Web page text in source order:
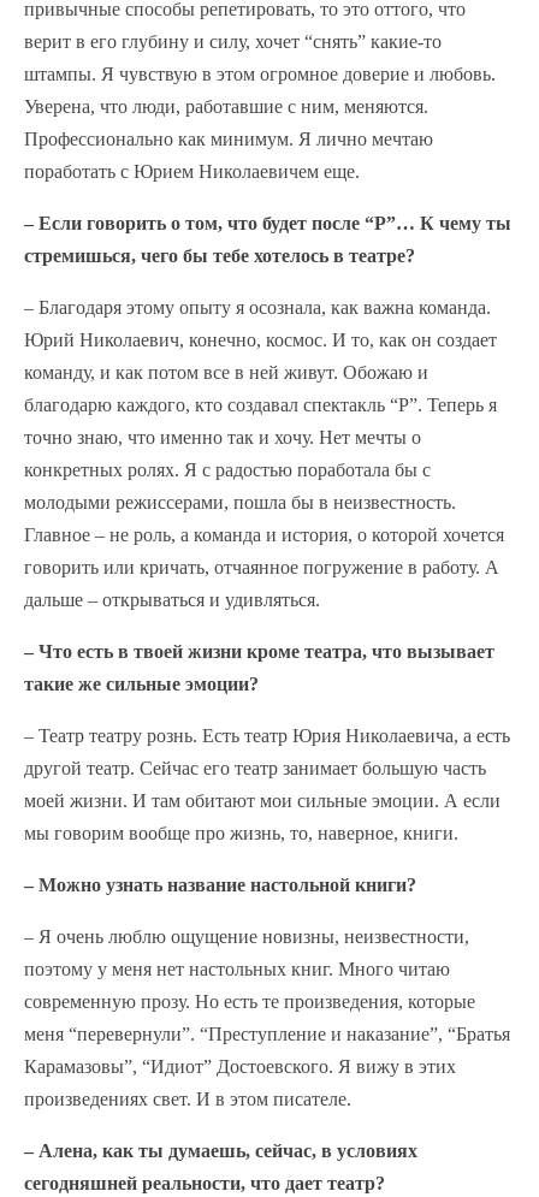
привычные способы репетировать, то это оттого, что
верит в его глубину и силу, хочет “снять” какие-то
штампы. Я чувствую в этом огромное доверие и любовь.
Уверена, что люди, работавшие с ним, меняются.
Профессионально как минимум. Я лично мечтаю
поработать с Юрием Николаевичем еще.
– Если говорить о том, что будет после “Р”… К чему ты
стремишься, чего бы тебе хотелось в театре?
– Благодаря этому опыту я осознала, как важна команда.
Юрий Николаевич, конечно, космос. И то, как он создает
команду, и как потом все в ней живут. Обожаю и
благодарю каждого, кто создавал спектакль “Р”. Теперь я
точно знаю, что именно так и хочу. Нет мечты о
конкретных ролях. Я с радостью поработала бы с
молодыми режиссерами, пошла бы в неизвестность.
Главное – не роль, а команда и история, о которой хочется
говорить или кричать, отчаянное погружение в работу. А
дальше – открываться и удивляться.
– Что есть в твоей жизни кроме театра, что вызывает
такие же сильные эмоции?
– Театр театру рознь. Есть театр Юрия Николаевича, а есть
другой театр. Сейчас его театр занимает большую часть
моей жизни. И там обитают мои сильные эмоции. А если
мы говорим вообще про жизнь, то, наверное, книги.
– Можно узнать название настольной книги?
– Я очень люблю ощущение новизны, неизвестности,
поэтому у меня нет настольных книг. Много читаю
современную прозу. Но есть те произведения, которые
меня “перевернули”. “Преступление и наказание”, “Братья
Карамазовы”, “Идиот” Достоевского. Я вижу в этих
произведениях свет. И в этом писателе.
– Алена, как ты думаешь, сейчас, в условиях
сегодняшней реальности, что дает театр?